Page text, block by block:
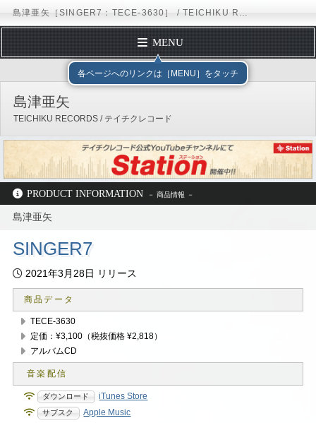
島津亜矢［SINGER7：TECE-3630］ / TEICHIKU RECORDS
MENU
トップページ
プロフィール
ディスコグラフィー
フォームメール
オフィシャルサイト ブログ
Instagram
テイチクオンラインショップ
テイチクエンタテインメント
各ページへのリンクは［MENU］をタッチ
テイチクエンタテインメント TEICHIKU RECORDS
島津亜矢
TEICHIKU RECORDS / テイチクレコード
PRODUCT INFORMATION
島津亜矢
SINGER7
2021年3月28日 リリース
商品データ
TECE-3630
定価：¥3,100（税抜価格 ¥2,818）
アルバムCD
iTunes Store
Apple Music